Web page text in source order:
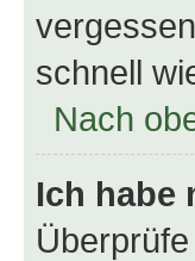
schnell
Nach
Ich habe